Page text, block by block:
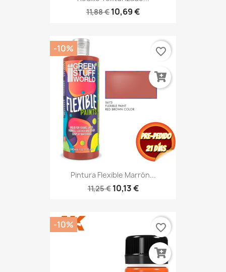
11,88 € 10,69 €
Pintura Flexible Marrón...
11,25 € 10,13 €
-10% favorite_border
-10% favorite_border